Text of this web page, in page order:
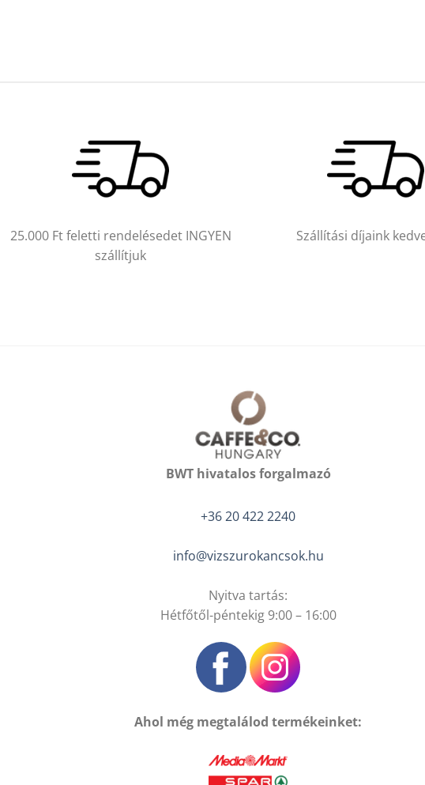
25.000 Ft feletti rendelésedet INGYEN
szállítjuk
Szállítási díjaink
BWT hivatalos forgalmazó
+36 20 422 2240
info@vizszurokancsok.hu
Nyitva tartás:
Hétfőtől-péntekig 9:00 – 16:00
Ahol még megtalálod termékeinket: